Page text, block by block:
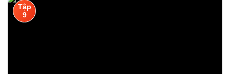
Tập
9